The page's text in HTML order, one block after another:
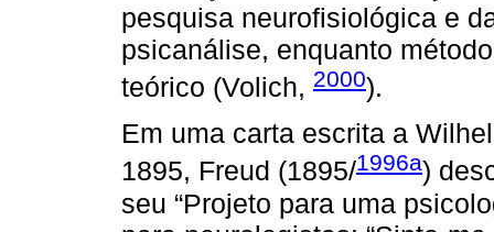
pesquisa neurofisiológica e
psicanálise, enquanto
teórico (Volich, 2000).
Em uma carta escrita a
1895, Freud (1895/1996a)
seu “Projeto para uma